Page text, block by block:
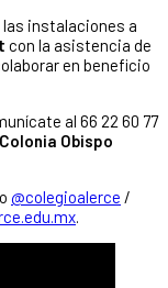
las instalaciones a
con la asistencia de
en beneficio
al 66 22 60 77
Colonia Obispo
@colegioalerce /
.